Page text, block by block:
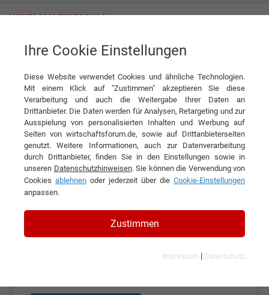
Mutina S.p.a.
KONTAKT
Mutina S.p.a.
Ihre Cookie Einstellungen
Diese Website verwendet Cookies und ähnliche Technologien.
Mit einem Klick auf "Zustimmen" akzeptieren Sie diese
Verarbeitung und auch die Weitergabe Ihrer Daten an
Drittanbieter. Die Daten werden für Analysen, Retargeting und zur
Ausspielung von personalisierten Inhalten und Werbung auf
Seiten von wirtschaftsforum.de, sowie auf Drittanbieterseiten
genutzt. Weitere Informationen, auch zur Datenverarbeitung
durch Drittanbieter, finden Sie in den Einstellungen sowie in
unseren Datenschutzhinweisen. Sie können die Verwendung von
Cookies ablehnen oder jederzeit über die Cookie-Einstellungen
anpassen.
Zustimmen
Impressum | Datenschutz